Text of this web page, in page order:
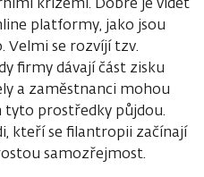
platformy, jako jsou
Velmi se rozvíjí tzv.
firmy dávají část zisku
a zaměstnanci mohou
prostředky půjdou.
kteří se filantropii začínají
samozřejmost.